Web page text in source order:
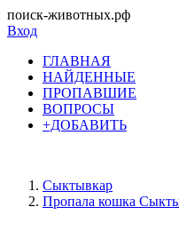
поиск-животных.рф
Вход
ГЛАВНАЯ
НАЙДЕННЫЕ
ПРОПАВШИЕ
ВОПРОСЫ
+ДОБАВИТЬ
Сыктывкар
Пропала кошка